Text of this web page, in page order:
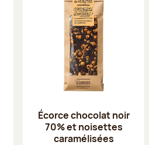
Écorce chocolat noir
70% et noisettes
caramélisées